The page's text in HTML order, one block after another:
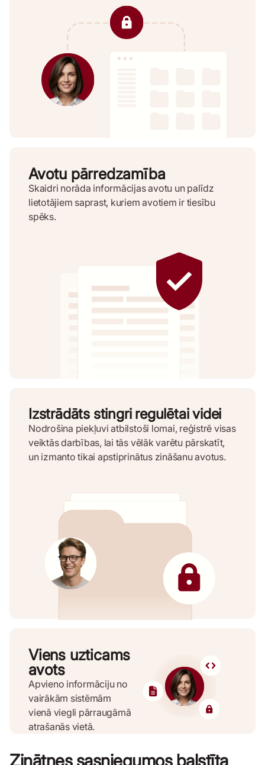
Avotu pārredzamība
Skaidri norāda informācijas avotu un palīdz
lietotājiem saprast, kuriem avotiem ir tiesību
spēks.
Izstrādāts stingri regulētai videi
Nodrošina piekļuvi atbilstoši lomai, reģistrē visas
veiktās darbības, lai tās vēlāk varētu pārskatīt,
un izmanto tikai apstiprinātus zināšanu avotus.
Viens uzticams
avots
Apvieno informāciju no
vairākām sistēmām
vienā viegli pārraugāmā
atrašanās vietā.
Zinātnes sasniegumos balstīta